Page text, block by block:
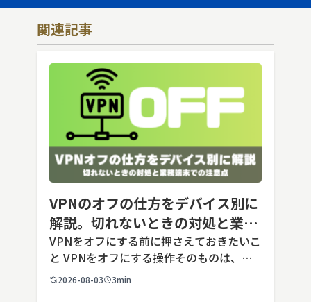
関連記事
VPNのオフの仕方をデバイス別に
解説。切れないときの対処と業務
端末での注意点
VPNをオフにする前に押さえておきたいこ
と VPNをオフにする操作そのものは、ど
の端末でも数タップから数クリックで完了
2026-08-03 3min